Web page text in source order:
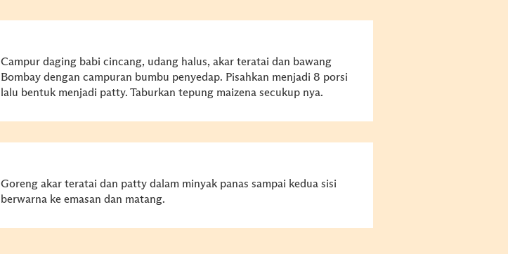
Campur daging babi cincang, udang halus, akar teratai dan bawang
Bombay dengan campuran bumbu penyedap. Pisahkan menjadi 8 porsi
lalu bentuk menjadi patty. Taburkan tepung maizena secukup nya.
Goreng akar teratai dan patty dalam minyak panas sampai kedua sisi
berwarna ke emasan dan matang.